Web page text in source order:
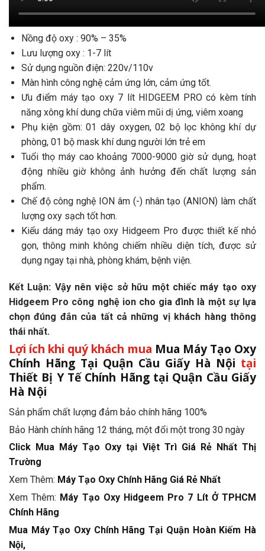
Nồng độ oxy : 90% – 35%
Lưu lượng oxy : 1-7 lít
Sử dụng nguồn điện: 220v/110v
Màn hình công nghệ cảm ứng lớn, cảm ứng tốt.
Ưu điểm máy tạo oxy 7 lít HIDGEEM PRO có kèm tính
năng xông khí dung chữa viêm mũi dị ứng, viêm xoang
Phụ kiện gồm: 01 dây oxygen, 02 bộ lọc không khí dự
phòng, 01 bộ mask khí dung người lớn trẻ em
Tuổi thọ máy cao khoảng 7000-9000 giờ sử dụng, hoạt
động nhiều giờ không ảnh hưởng đến chất lượng sản
phẩm.
Chế độ công nghệ ION âm (-) nhân tạo (ANION) làm chất
lượng oxy sạch tốt hơn.
Kiểu dáng máy tạo oxy Hidgeem Pro được thiết kế nhỏ
gọn, thông minh không chiếm nhiều diện tích, được sử
dụng ngay tại nhà, phòng khám, bệnh viện.
Kết Luận: Vậy nên việc sở hữu một chiếc máy tạo oxy
Hidgeem Pro công nghệ ion cho gia đình là một sự lựa
chọn đúng đắn của tất cả những vị khách hàng thông
thái nhất.
Lợi ích khi quý khách mua Mua Máy Tạo Oxy
Chính Hãng Tại Quận Cầu Giấy Hà Nội tại
Thiết Bị Y Tế Chính Hãng tại Quận Cầu Giấy
Hà Nội
Sản phẩm chất lượng đảm bảo chính hãng 100%
Bảo Hành chính hãng 12 tháng, một đổi một trong 30 ngày
Click Mua Máy Tạo Oxy tại Việt Trì Giá Rẻ Nhất Thị
Trường
Xem Thêm: Máy Tạo Oxy Chính Hãng Giá Rẻ Nhất
Xem Thêm: Máy Tạo Oxy Hidgeem Pro 7 Lít Ở TPHCM
Chính Hãng
Mua Máy Tạo Oxy Chính Hãng Tại Quận Hoàn Kiếm Hà
Nội,